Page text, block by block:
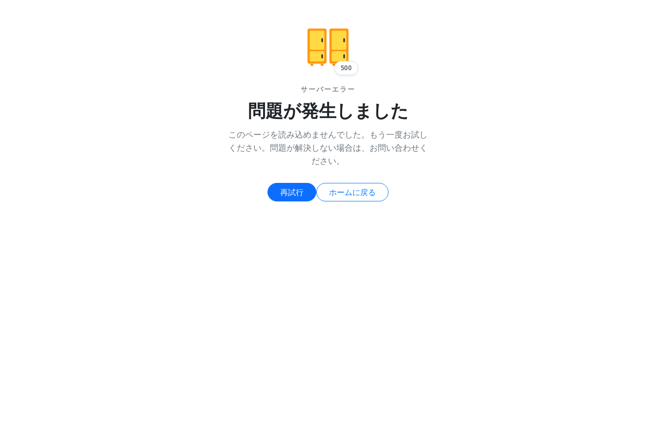
500
サーバーエラー
問題が発生しました
このページを読み込めませんでした。もう一度お試し
ください。問題が解決しない場合は、お問い合わせく
ださい。
再試行 ホームに戻る